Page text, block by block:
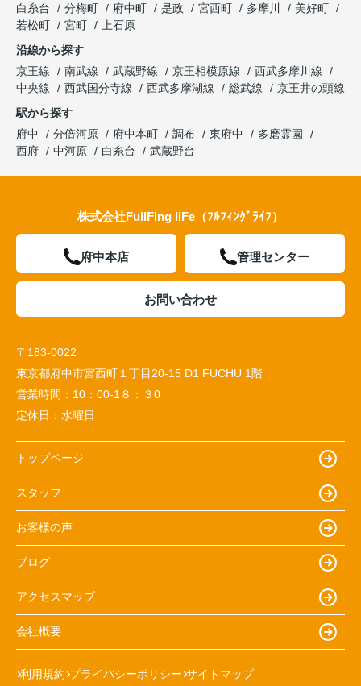
白糸台
分梅町 府中町 是政 宮西町 多摩川
美好町
若松町
宮町
上石原
沿線から探す
京王線
南武線 武蔵野線 京王相模原線
西武多摩川線
中央線
西武国分寺線 西武多摩湖線 総武線
京王井の頭線
駅から探す
府中
分倍河原 府中本町 調布 東府中
多磨霊園
西府
中河原 白糸台 武蔵野台
株式会社FullFing liFe（ﾌﾙﾌｨﾝｸﾞﾗｲﾌ）
府中本店 管理センター
お問い合わせ
〒183-0022
東京都府中市宮西町１丁目20-15 D1 FUCHU 1階
営業時間： 10：00-1８：３0
定休日： 水曜日
トップページ
スタッフ
お客様の声
ブログ
アクセスマップ
会社概要
利用規約 プライバシーポリシー サイトマップ